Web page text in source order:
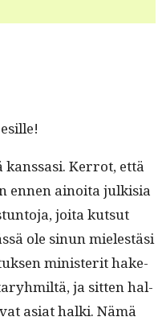
Ker­rot, että
ennen ain­oi­ta julk­isia
joi­ta kut­sut
ole sin­un mielestäsi
min­is­ter­it hake­
ja sit­ten hal­
asi­at hal­ki. Nämä